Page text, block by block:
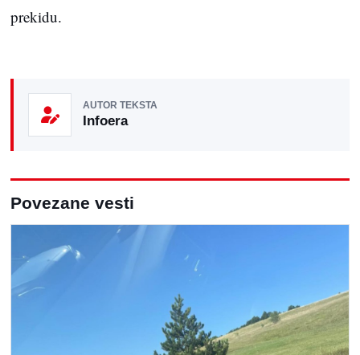
prekidu.
AUTOR TEKSTA
Infoera
Povezane vesti